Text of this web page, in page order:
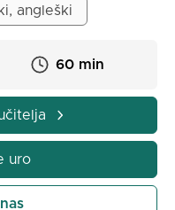
angleški
60 min
uro